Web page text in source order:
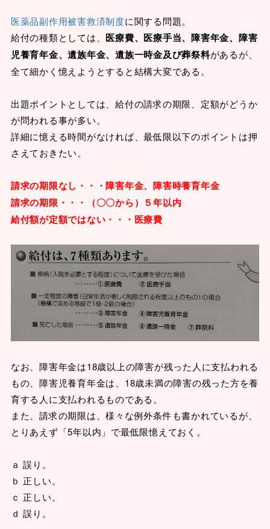
医薬品副作用被害救済制度に関する問題。
給付の種類としては、 医療費、医療手当、障害年金、障害
児養育年金、遺族年金、遺族一時金及び葬祭料があるが、
全て細かく憶えようとすると結構大変である。
出題ポイントとしては、給付の請求の期限、定額がどうか
が問われる事が多い。
詳細に憶える時間がなければ、最低限以下のポイントは押
さえておきたい。
請求の期限なし・・・障害年金、障害時養育年金
請求の期限・・・（〇〇から）５年以内
給付額が定額ではない・・・医療費
なお、障害年金は18歳以上の障害が残った人に支払われる
もの、障害児養育年金は、18歳未満の障害の残った方を養
育する人に支払われるものである。
また、請求の期限は、様々な例外条件も書かれているが、
とりあえず「5年以内」で最低限憶えておく。
ａ 誤り。
ｂ 正しい。
ｃ 正しい。
ｄ 誤り。